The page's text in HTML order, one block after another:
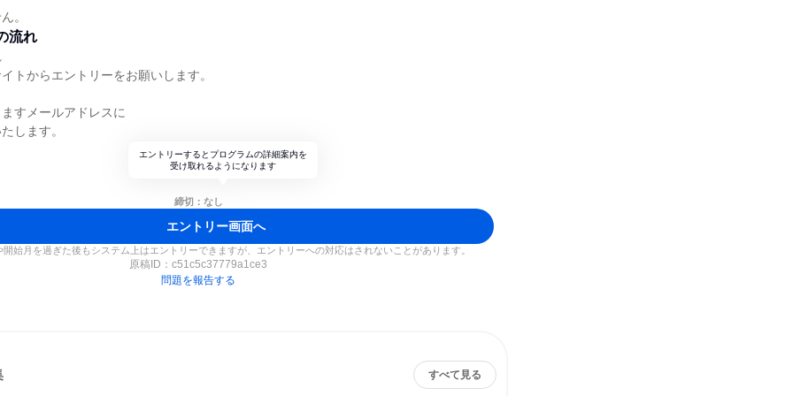
。
流れ
トからエントリーをお願いします。
すメールアドレスに
します。
エントリーするとプログラムの詳細案内を
受け取れるようになります
締切：なし
エントリー画面へ
始月を過ぎた後もシステム上はエントリーできますが、エントリーへの対応はされないことがあります。
原稿ID： c51c5c37779a1ce3
問題を報告する
すべて見る